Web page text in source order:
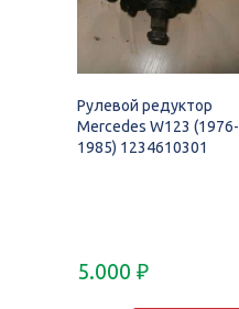
Рулевой редуктор
Mercedes W123 (1976-
1985) 1234610301
5.000 ₽